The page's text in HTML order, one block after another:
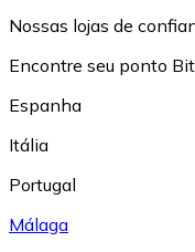
Nossas lojas de
Encontre seu ponto
Espanha
Itália
Portugal
Málaga